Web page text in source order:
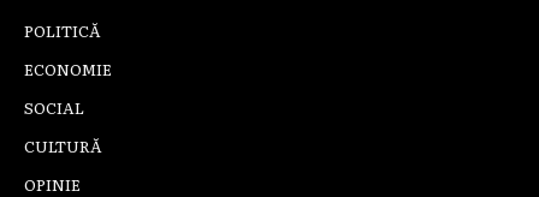
POLITICĂ
ECONOMIE
SOCIAL
CULTURĂ
OPINIE